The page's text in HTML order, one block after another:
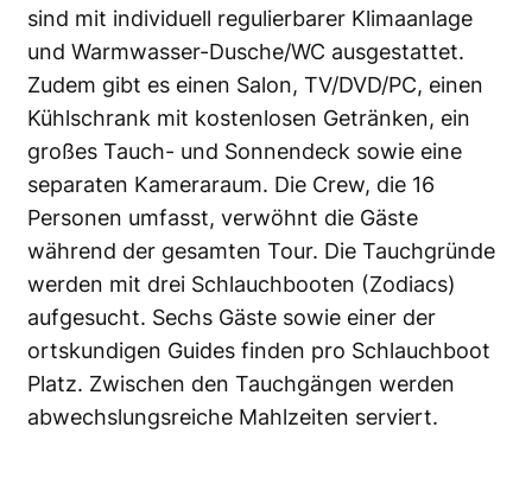
sind mit individuell regulierbarer Klimaanlage
und Warmwasser-Dusche/WC ausgestattet.
Zudem gibt es einen Salon, TV/DVD/PC, einen
Kühlschrank mit kostenlosen Getränken, ein
großes Tauch- und Sonnendeck sowie eine
separaten Kameraraum. Die Crew, die 16
Personen umfasst, verwöhnt die Gäste
während der gesamten Tour. Die Tauchgründe
werden mit drei Schlauchbooten (Zodiacs)
aufgesucht. Sechs Gäste sowie einer der
ortskundigen Guides finden pro Schlauchboot
Platz. Zwischen den Tauchgängen werden
abwechslungsreiche Mahlzeiten serviert.